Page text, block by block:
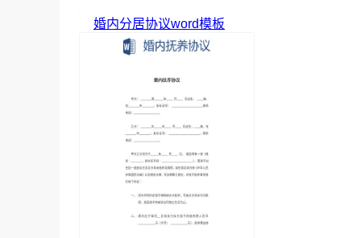
婚内分居协议word模板